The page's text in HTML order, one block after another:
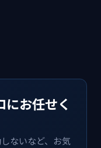
お任せく
ないなど、お気